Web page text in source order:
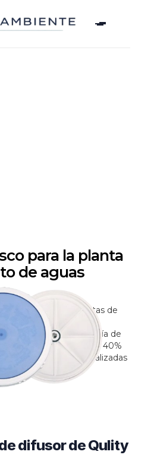
para la planta
de aguas
de oxígeno en plantas de
de disco de
Tecnología de
8-10 año de vida útil y 40%
personalizadas
difusor de Qulity